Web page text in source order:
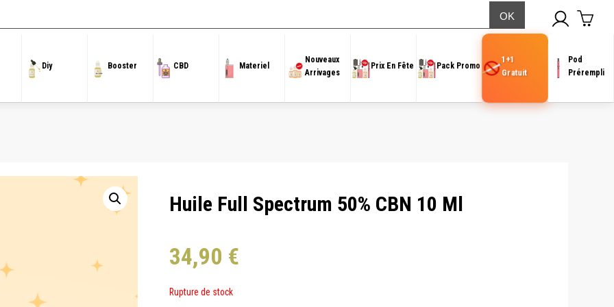
Diy Booster CBD Materiel
Nouveaux
Arrivages
Prix En Fête Pack Promo
1+1
Gratuit
Pod
Prérempli
Huile Full Spectrum 50% CBN 10 Ml
34,90 €
Rupture de stock